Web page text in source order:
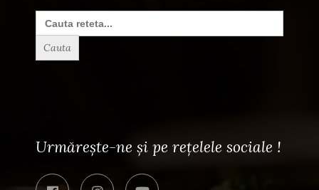
Search
for:
Urmărește-ne și pe rețelele sociale !